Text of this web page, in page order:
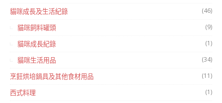
貓咪成長及生活紀錄 (46)
貓咪飼料罐頭 (9)
貓咪成長紀錄 (1)
貓咪生活用品 (34)
烹飪烘培鍋具及其他食材用品 (11)
西式料理 (1)